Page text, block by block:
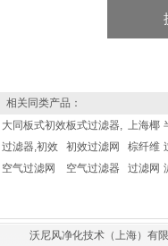
相关同类产品：
大同板式初效
过滤器,初效
空气过滤网
板式过滤器,
初效过滤网
空气过滤器
上海椰
棕纤维
过滤网
沃尼风净化技术（上海）有